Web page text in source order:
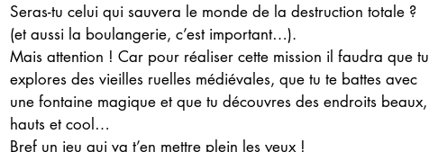
Seras-tu celui qui sauvera le monde de la destruction totale ?
(et aussi la boulangerie, c’est important…).
Mais attention ! Car pour réaliser cette mission il faudra que tu
explores des vieilles ruelles médiévales, que tu te battes avec
une fontaine magique et que tu découvres des endroits beaux,
hauts et cool…
Bref un jeu qui va t’en mettre plein les yeux !